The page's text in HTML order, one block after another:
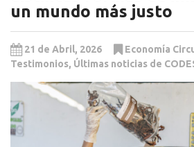
un mundo más justo
21 de Abril, 2026 Economía
Testimonios, Últimas noticias de